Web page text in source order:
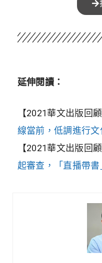
延伸閱讀：
【2021華文出版回顧
線當前，低調進行文
【2021華文出版回顧
起審查，「直播帶